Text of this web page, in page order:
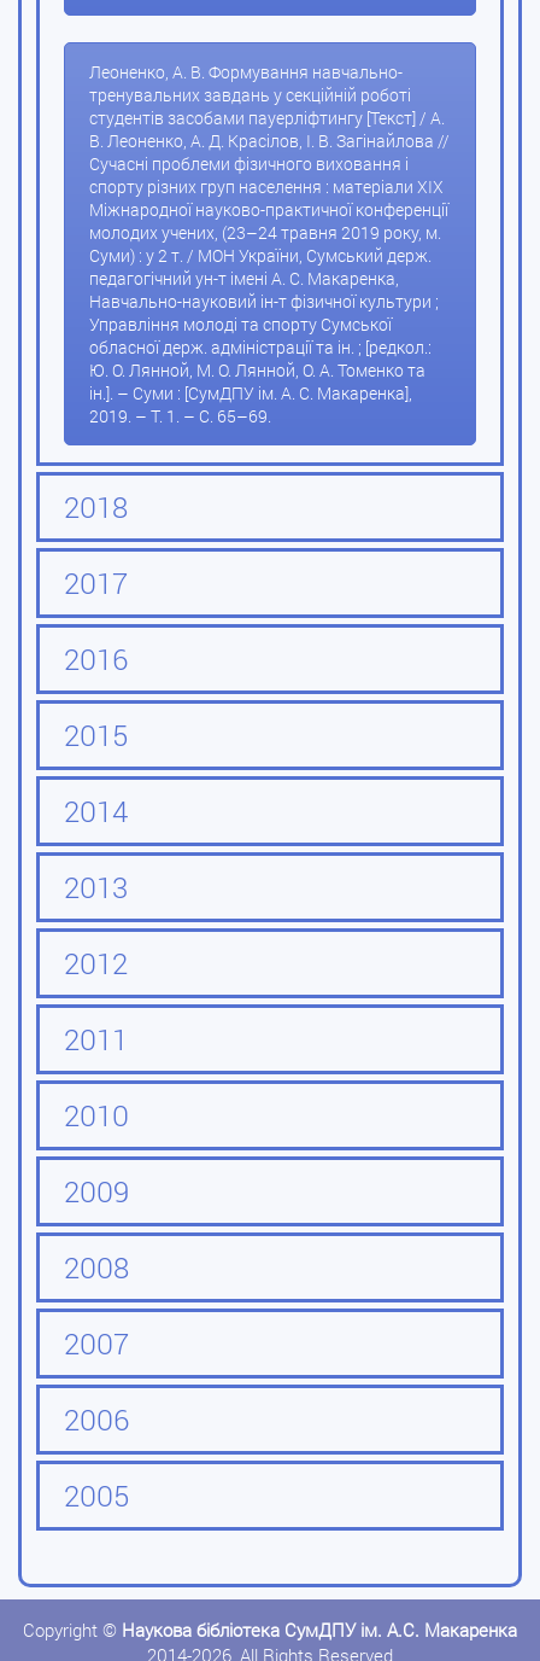
Леоненко, А. В. Формування навчально-
тренувальних завдань у секційній роботі
студентів засобами пауерліфтингу [Текст] / А.
В. Леоненко, А. Д. Красілов, І. В. Загінайлова //
Сучасні проблеми фізичного виховання і
спорту різних груп населення : матеріали XIX
Міжнародної науково-практичної конференції
молодих учених, (23–24 травня 2019 року, м.
Суми) : у 2 т. / МОН України, Сумський держ.
педагогічний ун-т імені А. С. Макаренка,
Навчально-науковий ін-т фізичної культури ;
Управління молоді та спорту Сумської
обласної держ. адміністрації та ін. ; [редкол.:
Ю. О. Лянной, М. О. Лянной, О. А. Томенко та
ін.]. – Суми : [СумДПУ ім. А. С. Макаренка],
2019. – Т. 1. – С. 65–69.
2018
2017
2016
2015
2014
2013
2012
2011
2010
2009
2008
2007
2006
2005
Copyright © Наукова бібліотека СумДПУ ім. А.С. Макаренка
2014-2026, All Rights Reserved